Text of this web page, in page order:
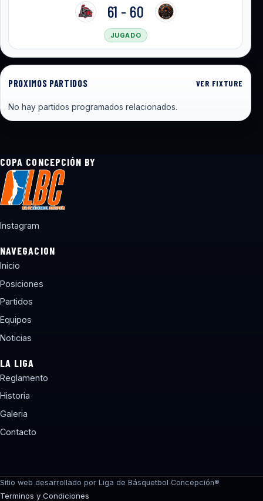
61 - 60
JUGADO
PROXIMOS PARTIDOS VER FIXTURE
No hay partidos programados relacionados.
COPA CONCEPCIÓN BY
Instagram
NAVEGACION
Inicio
Posiciones
Partidos
Equipos
Noticias
LA LIGA
Reglamento
Historia
Galeria
Contacto
torneos@lbcchile.com
Sitio web desarrollado por Liga de Básquetbol Concepción®
Terminos y Condiciones